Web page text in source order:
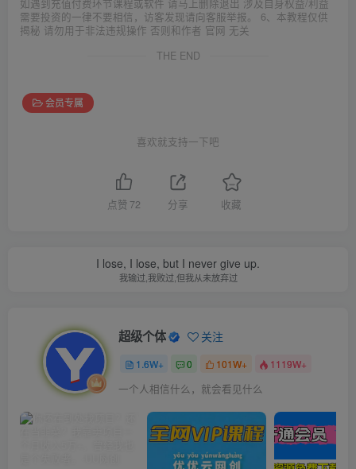
如遇到充值付费环节课程或软件 请马上删除退出 涉及自身权益/利益
需要投资的一律不要相信，访客发现请向客服举报。 6、本教程仅供
揭秘 请勿用于非法违规操作 否则和作者 官网 无关
THE END
会员专属
喜欢就支持一下吧
点赞 72 分享 收藏
I lose, I lose, but I never give up.
我输过,我败过,但我从未放弃过
超级个体 关注
1.6W+ 0 101W+ 1119W+
一个人相信什么，就会看见什么